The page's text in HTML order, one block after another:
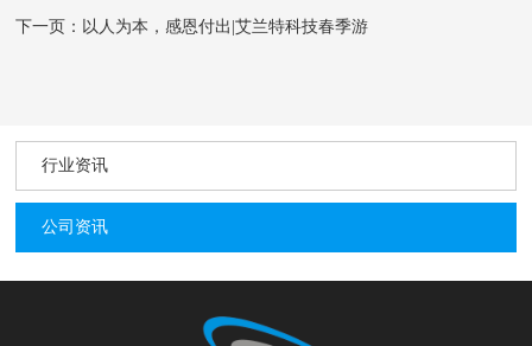
下一页：以人为本，感恩付出|艾兰特科技春季游
行业资讯
公司资讯